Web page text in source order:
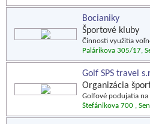
Bocianiky
Športové kluby
Činnosti využitia
Palárikova 305/17,
Golf SPS travel
Organizácia
Golfové podujatia
Štefánikova 700 ,